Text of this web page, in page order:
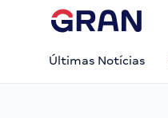
Últimas Notícias